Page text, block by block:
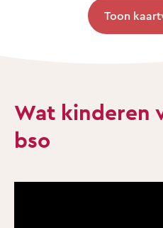
Toon
Wat kinderen
bso